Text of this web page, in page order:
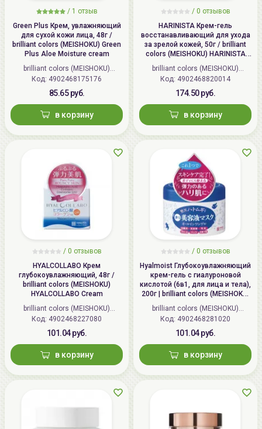
/ 1 отзыв
Green Plus Крем, увлажняющий
для сухой кожи лица, 48г /
brilliant colors (MEISHOKU) Green
Plus Aloe Moisture cream
brilliant colors (MEISHOKU)
(Япония)
Код: 4902468175176
85.65 руб.
в корзину
/ 0 отзывов
HARINISTA Крем-гель
восстанавливающий для ухода
за зрелой кожей, 50г / brilliant
colors (MEISHOKU) HARINISTA
Restoration Gel Cream
brilliant colors (MEISHOKU)
(Япония)
Код: 4902468820014
174.50 руб.
в корзину
/ 0 отзывов
HYALCOLLABO Крем
глубокоувлажняющий, 48г /
brilliant colors (MEISHOKU)
HYALCOLLABO Cream
brilliant colors (MEISHOKU)
(Япония)
Код: 4902468227080
101.04 руб.
в корзину
/ 0 отзывов
Hyalmoist Глубокоувлажняющий
крем-гель с гиалуроновой
кислотой (6в1, для лица и тела),
200г | brilliant colors (MEISHOKU)
Hyalmoist Perfect Gel
brilliant colors (MEISHOKU)
(Япония)
Код: 4902468281020
101.04 руб.
в корзину